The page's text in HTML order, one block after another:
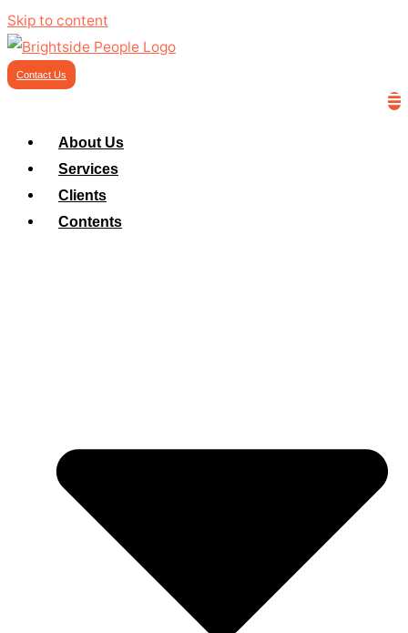
Skip to content
Contact Us
About Us
Services
Clients
Contents